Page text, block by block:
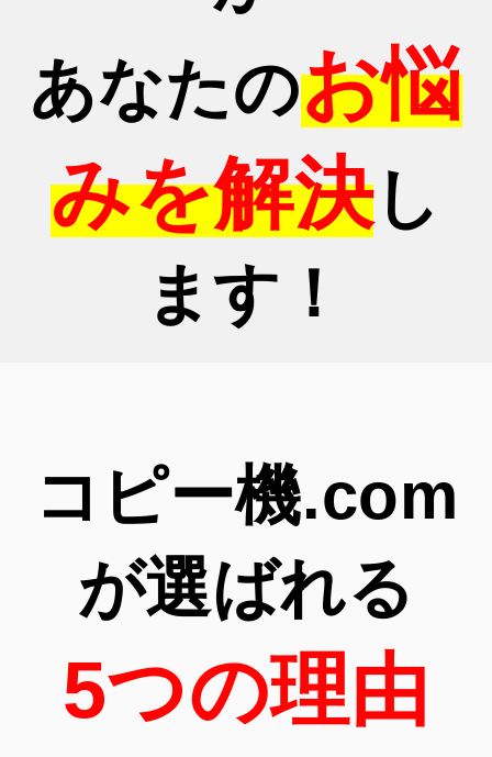
あなたのお悩
みを解決し
ます！
コピー機.com
が選ばれる
5つの理由